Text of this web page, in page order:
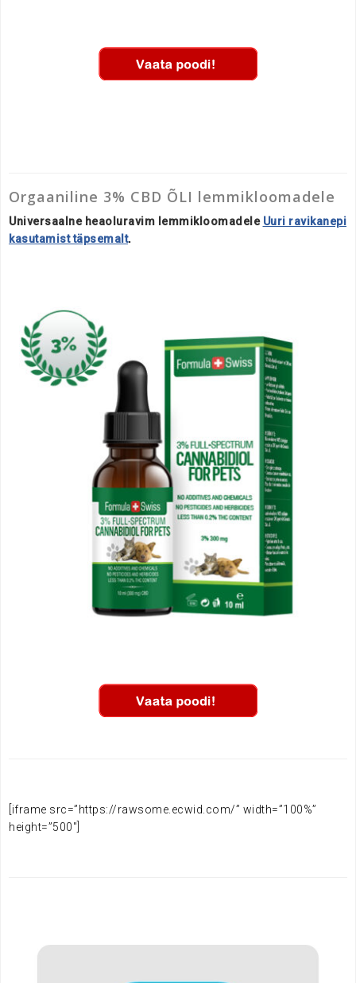
Orgaaniline 3% CBD ÕLI lemmikloomadele
Universaalne heaoluravim lemmikloomadele Uuri ravikanepi
kasutamist täpsemalt.
[iframe src=”https://rawsome.ecwid.com/” width=”100%”
height=”500″]